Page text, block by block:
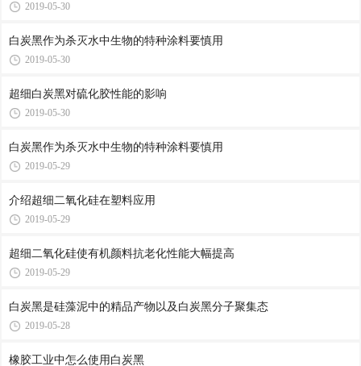
2019-05-30
白炭黑作为杀灭水中生物的特种涂料要慎用
2019-05-30
超细白炭黑对硫化胶性能的影响
2019-05-30
白炭黑作为杀灭水中生物的特种涂料要慎用
2019-05-29
介绍超细二氧化硅在塑料应用
2019-05-29
超细二氧化硅使有机颜料抗老化性能大幅提高
2019-05-29
白炭黑是硅藻泥中的精品产物以及白炭黑分子聚集态
2019-05-28
橡胶工业中怎么使用白炭黑